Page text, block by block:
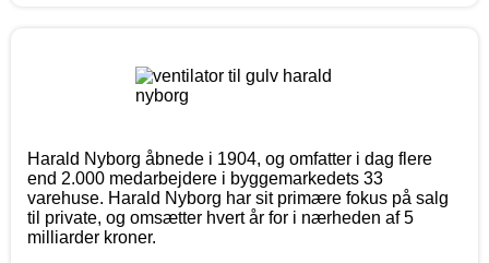
Harald Nyborg åbnede i 1904, og omfatter i dag flere
end 2.000 medarbejdere i byggemarkedets 33
varehuse. Harald Nyborg har sit primære fokus på salg
til private, og omsætter hvert år for i nærheden af 5
milliarder kroner.